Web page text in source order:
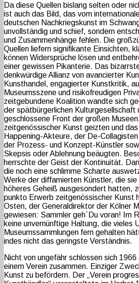
Da diese Quellen bislang selten oder
ist auch das Bild, das vom
deutschen Nachkriegskunst im
unvollständig und schief, sondern
und Zusammenhänge fehlen. Die
Quellen liefern signifikante Einsichten,
können Widersprüche lösen und
einer gewissen Pikanterie. Das
denkwürdige Allianz von avancierter
Kunsthandel, engagierter Kunstkritik,
Museumsszene und risikofreudigen
zeitgebundene Koalition wandte sich
der spätbürgerlichen Kulturgesellschaft
geschlossene Front der großen
zeitgenössischer Kunst geizten und
Happening-Akteure, der De-
der Prozess- und Konzept-Künstler
Skepsis oder Ablehnung beäugten.
herrschte der Geist der Kontinuität.
die noch eine schlimme Scharte
Werke der diffamierten Künstler, die
höheres Geheiß ausgesondert hatten,
punkto Erwerb zeitgenössischer Kunst
Osten, der Generaldirektor der Kölner
gewiesen: Sammler geh´Du voran! Im
keine unvernünftige Haltung, die vieles
Museumssammlungen fern gehalten
indes nicht das geringste Verständnis.
Nicht von ungefähr schlossen sich
einem Verein zusammen. Einziger
Kunst zu befördern. Der „Verein